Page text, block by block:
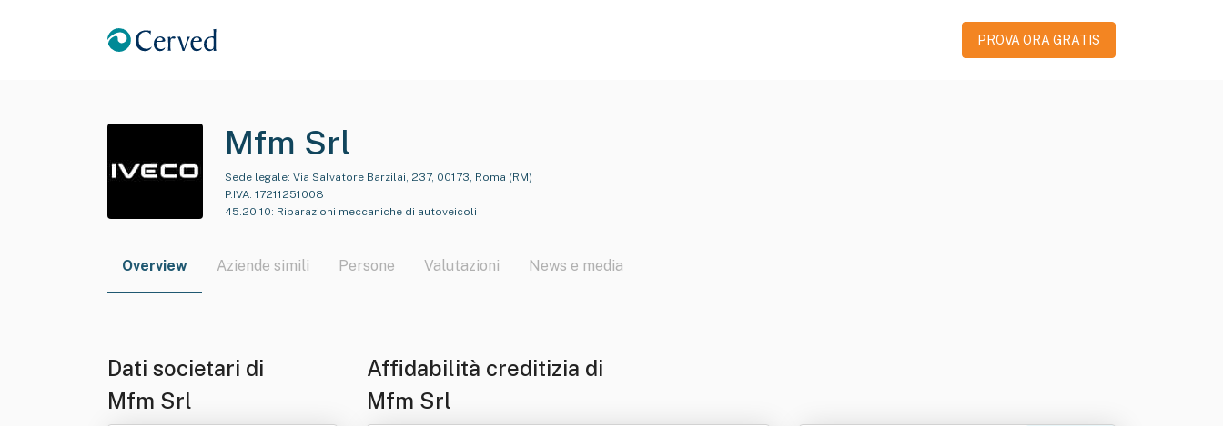
PROVA ORA GRATIS
Mfm Srl
Sede legale: Via Salvatore Barzilai, 237, 00173, Roma (RM)
P.IVA: 17211251008
45.20.10: Riparazioni meccaniche di autoveicoli
Overview Aziende simili Persone Valutazioni News e media
Dati societari di
Mfm Srl
Affidabilità creditizia di
Mfm Srl